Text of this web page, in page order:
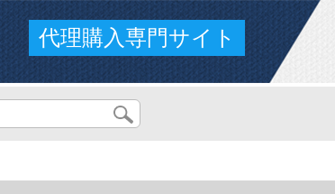
代理購入専門サイト